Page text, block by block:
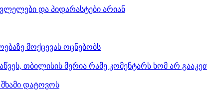
და პიდარასტები არიან
მოქცევას ოცნებობს
თბილისის მერია რამე კომენტარს ხომ არ
დატოვოს